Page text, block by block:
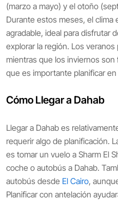
(marzo a mayo) y el otoño
Durante estos meses, el clima
agradable, ideal para disfrutar
explorar la región. Los
mientras que los inviernos
que es importante planificar
Cómo Llegar a Dahab
Llegar a Dahab es
requerir algo de planificación.
es tomar un vuelo a Sharm El
coche o autobús a Dahab.
autobús desde El Cairo,
Planificar con antelación